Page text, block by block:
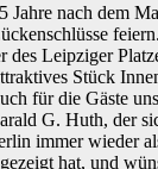
Jahre nach dem
des Leipziger
Stück
für die Gäste
G. Huth, der
immer wieder
hat, und